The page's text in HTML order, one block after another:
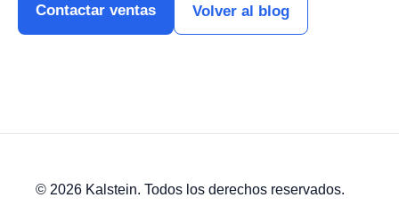
Contactar ventas Volver al blog
© 2026 Kalstein. Todos los derechos reservados.